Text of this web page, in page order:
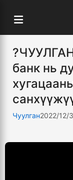
банк нь
Чуулган2022/12/